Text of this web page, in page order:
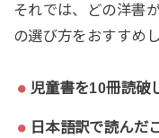
それでは、どの洋書
の選び方をおすすめし
児童書を10冊読破
日本語訳で読んだ